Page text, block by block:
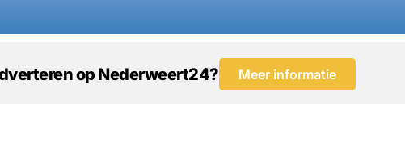
op Nederweert24? Meer informatie